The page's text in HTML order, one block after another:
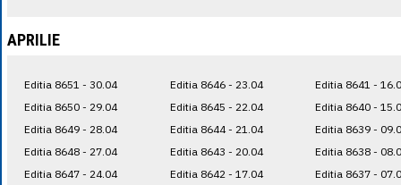
APRILIE
Editia 8651 - 30.04
Editia 8650 - 29.04
Editia 8649 - 28.04
Editia 8648 - 27.04
Editia 8647 - 24.04
Editia 8646 - 23.04
Editia 8645 - 22.04
Editia 8644 - 21.04
Editia 8643 - 20.04
Editia 8642 - 17.04
Editia 8641 -
Editia 8640 -
Editia 8639 -
Editia 8638 -
Editia 8637 -